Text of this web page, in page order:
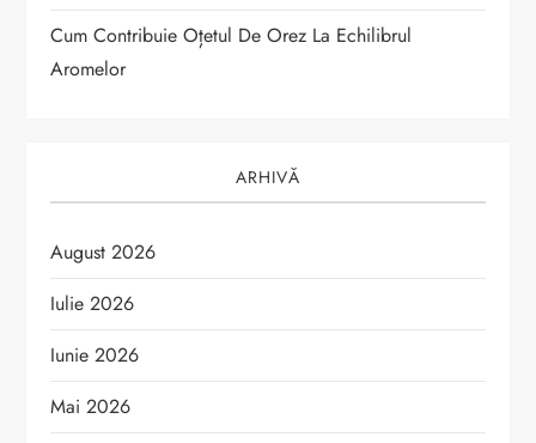
Cum Contribuie Oțetul De Orez La Echilibrul
Aromelor
ARHIVĂ
August 2026
Iulie 2026
Iunie 2026
Mai 2026